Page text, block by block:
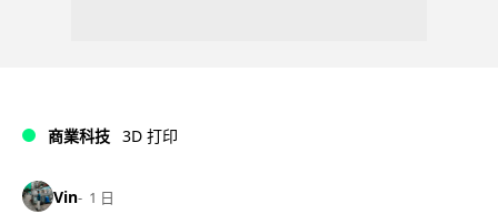
商業科技 3D 打印
Vin 1 日